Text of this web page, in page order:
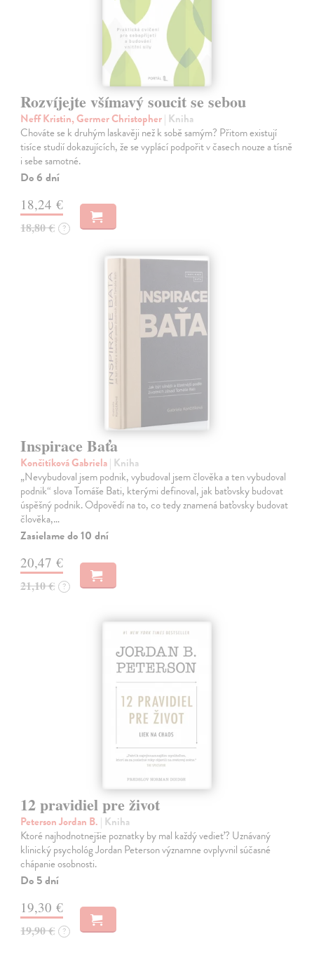
Rozvíjejte všímavý soucit se sebou
Neff Kristin, Germer Christopher| Kniha
Chováte se k druhým laskavěji než k sobě samým? Přitom existují
tisíce studií dokazujících, že se vyplácí podpořit v časech nouze a tísně
i sebe samotné.
Do 6 dní
18,24 €
18,80 € ?
Inspirace Baťa
Končitíková Gabriela| Kniha
„Nevybudoval jsem podnik, vybudoval jsem člověka a ten vybudoval
podnik“ slova Tomáše Bati, kterými definoval, jak baťovsky budovat
úspěšný podnik. Odpovědí na to, co tedy znamená baťovsky budovat
člověka,…
Zasielame do 10 dní
20,47 €
21,10 € ?
12 pravidiel pre život
Peterson Jordan B. | Kniha
Ktoré najhodnotnejšie poznatky by mal každý vedieť? Uznávaný
klinický psychológ Jordan Peterson významne ovplyvnil súčasné
chápanie osobnosti.
Do 5 dní
19,30 €
19,90 € ?